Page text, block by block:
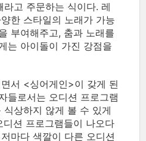
고 주문하는 식이다. 레
한 스타일의 노래가 가능
부여해주고, 춤과 노래를
는 아이돌이 가진 강점을
서 <싱어게인>이 갖게 된
들로서는 오디션 프로그램
상하지 않게 볼 수 있게
션 프로그램들이 나오다
마다 색깔이 다른 오디션